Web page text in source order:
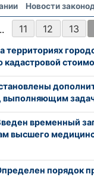
Новости
11 12 13
территориях
выполняющим
временный
высшего
порядок